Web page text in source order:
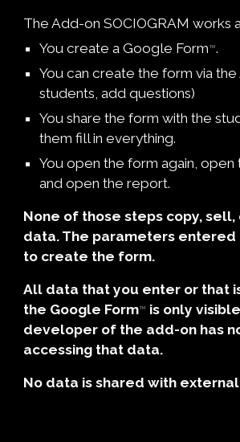
The Add-on SOCIOGRAM works
You create a Google Form™.
You can create the form via
students, add questions)
You share the form with the
them fill in everything.
You open the form again, open
and open the report.
None of those steps copy, sell,
data. The parameters entered
to create the form.
All data that you enter or that
the Google Form™ is only
developer of the add-on has
accessing that data.
No data is shared with